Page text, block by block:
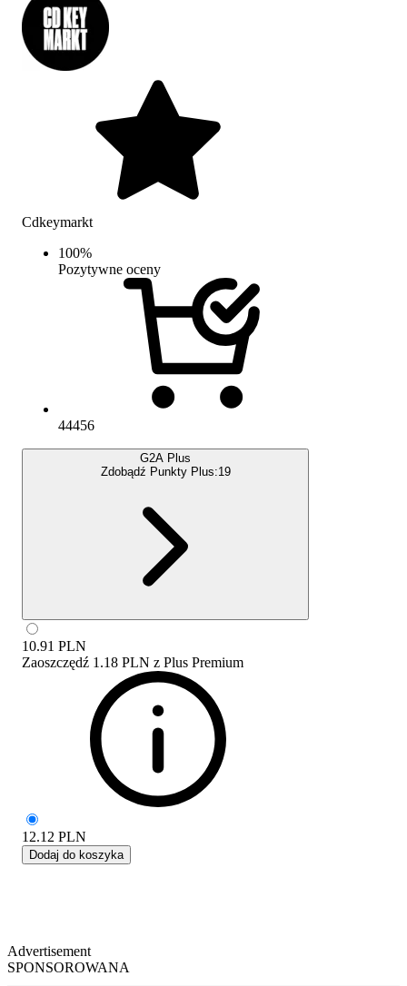
Cdkeymarkt
100%
Pozytywne oceny
44456
G2A Plus
Zdobądź Punkty Plus:19
10.91 PLN
Zaoszczędź 1.18 PLN z Plus Premium
12.12 PLN
Dodaj do koszyka
Advertisement
SPONSOROWANA